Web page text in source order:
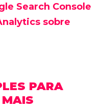
Search Console
sobre
PARA